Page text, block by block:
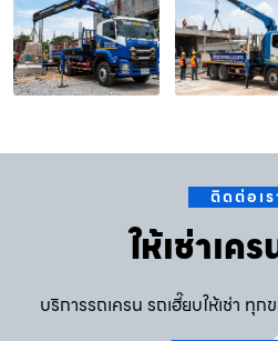
ติดต่อเร
ให้เช่าเค
บริการรถเครน รถเฮี๊ยบให้เช่า